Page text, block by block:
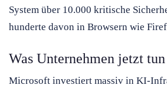
System über 10.000 kritische
hunderte davon in Browsern wie
Was Unternehmen jetzt
Microsoft investiert massiv in KI-